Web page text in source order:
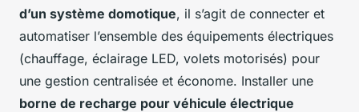
d’un système domotique, il s’agit de connecter et
automatiser l’ensemble des équipements électriques
(chauffage, éclairage LED, volets motorisés) pour
une gestion centralisée et économe. Installer une
borne de recharge pour véhicule électrique